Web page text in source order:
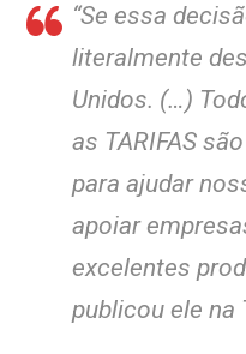
“Se essa
literalmente
Unidos. (…)
as TARIFAS
para ajudar
apoiar
excelentes
publicou ele na